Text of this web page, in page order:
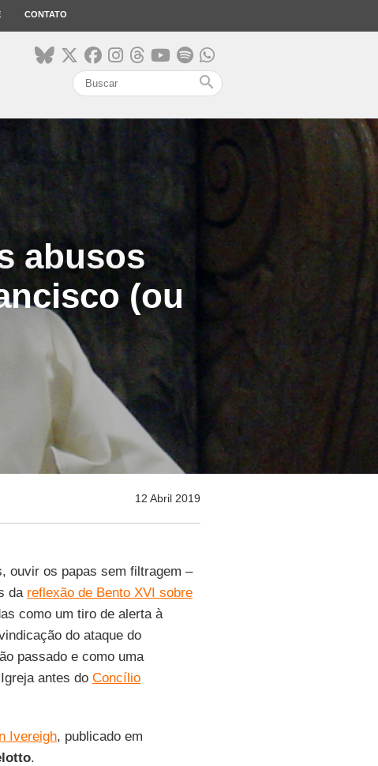
CONTATO
search
abusos
(ou
12 Abril 2019
ouvir os papas sem filtragem –
da reflexão de Bento XVI sobre
como um tiro de alerta à
do ataque do
passado e como uma
antes do Concílio
Ivereigh, publicado em
.